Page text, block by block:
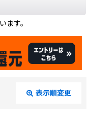
ます。
表示順変更